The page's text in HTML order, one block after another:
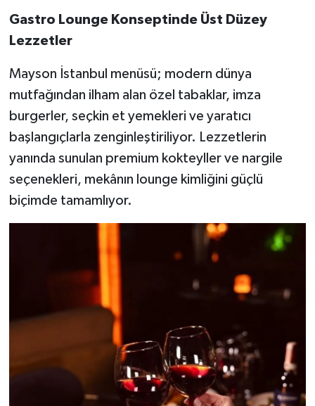
Mahkemeden Geçici
Mühlet Kararı
Gastro Lounge Konseptinde Üst Düzey
Lezzetler
Mayson İstanbul menüsü; modern dünya
mutfağından ilham alan özel tabaklar, imza
burgerler, seçkin et yemekleri ve yaratıcı
başlangıçlarla zenginleştiriliyor. Lezzetlerin
yanında sunulan premium kokteyller ve nargile
seçenekleri, mekânın lounge kimliğini güçlü
biçimde tamamlıyor.